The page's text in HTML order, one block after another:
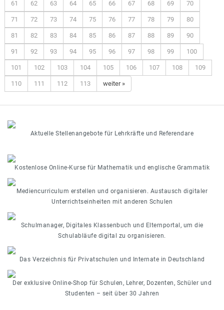
61 62 63 64 65 66 67 68 69 70
71 72 73 74 75 76 77 78 79 80
81 82 83 84 85 86 87 88 89 90
91 92 93 94 95 96 97 98 99 100
101 102 103 104 105 106 107 108 109
110 111 112 113 weiter »
Aktuelle Stellenangebote für Lehrkräfte und Referendare
Kostenlose Online-Kurse für Mathematik und englische Grammatik
Mediencurriculum erstellen und organisieren. Austausch digitaler
Unterrichtseinheiten mit anderen Schulen
Schulmanager, Digitales Klassenbuch und Elternportal, um die
Schulabläufe digital zu organisieren.
Das Verzeichnis für Privatschulen und Internate in Deutschland
Der exklusive Online-Shop für Schulen, Lehrer, Dozenten, Schüler und
Studenten – seit über 30 Jahren